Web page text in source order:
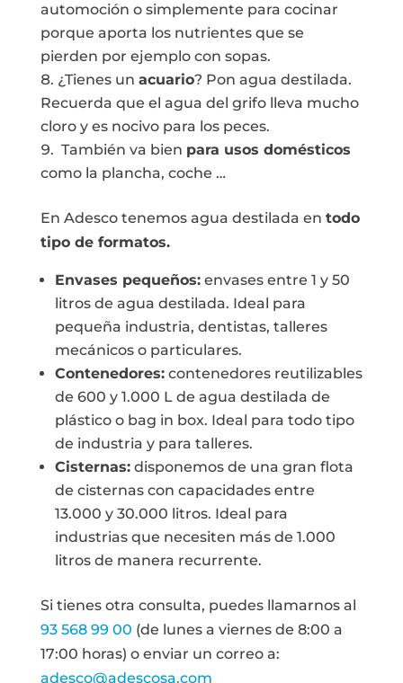
automoción o simplemente para cocinar
porque aporta los nutrientes que se
pierden por ejemplo con sopas.
¿Tienes un acuario? Pon agua destilada.
Recuerda que el agua del grifo lleva mucho
cloro y es nocivo para los peces.
También va bien para usos domésticos
como la plancha, coche …
En Adesco tenemos agua destilada en todo
tipo de formatos.
Envases pequeños:envases entre 1 y 50
litros de agua destilada. Ideal para
pequeña industria, dentistas, talleres
mecánicos o particulares.
Contenedores:contenedores reutilizables
de 600 y 1.000 L de agua destilada de
plástico o bag in box. Ideal para todo tipo
de industria y para talleres.
Cisternas:disponemos de una gran flota
de cisternas con capacidades entre
13.000 y 30.000 litros. Ideal para
industrias que necesiten más de 1.000
litros de manera recurrente.
Si tienes otra consulta, puedes llamarnos al
93 568 99 00 (de lunes a viernes de 8:00 a
17:00 horas) o enviar un correo a:
adesco@adescosa.com